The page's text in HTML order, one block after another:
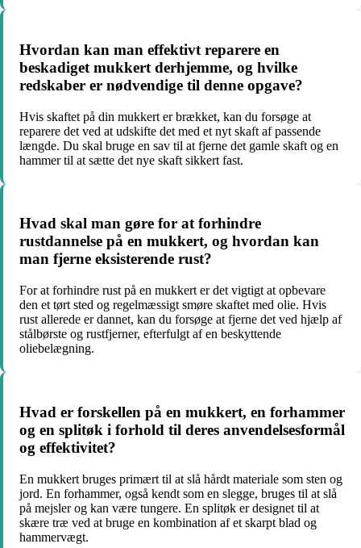
Hvordan kan man effektivt reparere en
beskadiget mukkert derhjemme, og hvilke
redskaber er nødvendige til denne opgave?
Hvis skaftet på din mukkert er brækket, kan du forsøge at
reparere det ved at udskifte det med et nyt skaft af passende
længde. Du skal bruge en sav til at fjerne det gamle skaft og en
hammer til at sætte det nye skaft sikkert fast.
Hvad skal man gøre for at forhindre
rustdannelse på en mukkert, og hvordan kan
man fjerne eksisterende rust?
For at forhindre rust på en mukkert er det vigtigt at opbevare
den et tørt sted og regelmæssigt smøre skaftet med olie. Hvis
rust allerede er dannet, kan du forsøge at fjerne det ved hjælp af
stålbørste og rustfjerner, efterfulgt af en beskyttende
oliebelægning.
Hvad er forskellen på en mukkert, en forhammer
og en splitøk i forhold til deres anvendelsesformål
og effektivitet?
En mukkert bruges primært til at slå hårdt materiale som sten og
jord. En forhammer, også kendt som en slegge, bruges til at slå
på mejsler og kan være tungere. En splitøk er designet til at
skære træ ved at bruge en kombination af et skarpt blad og
hammervægt.